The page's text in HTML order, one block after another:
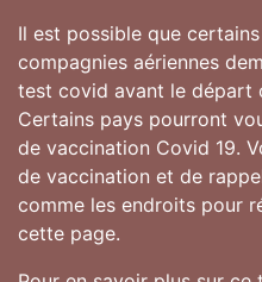
Il est possible que
compagnies aériennes
test covid avant le départ
Certains pays pourront
de vaccination Covid 19.
de vaccination et de
comme les endroits pour
cette page.